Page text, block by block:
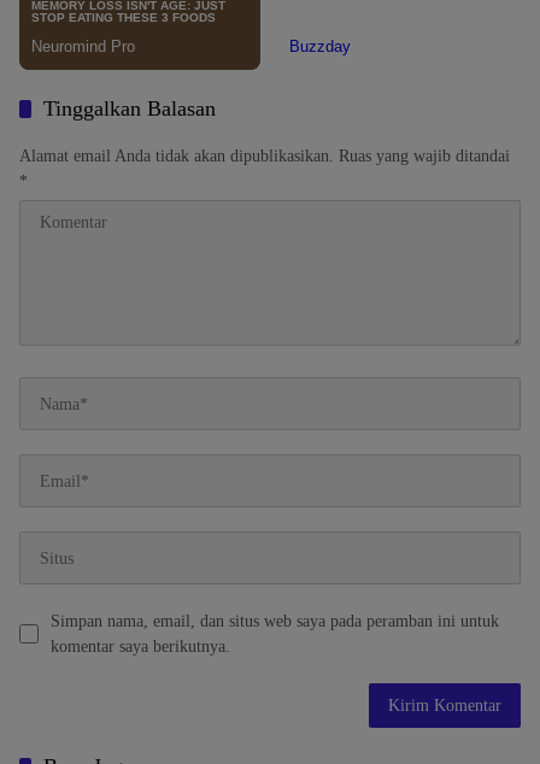
Tinggalkan Balasan
Alamat email Anda tidak akan dipublikasikan. Ruas yang wajib ditandai
*
Simpan nama, email, dan situs web saya pada peramban ini untuk
komentar saya berikutnya.